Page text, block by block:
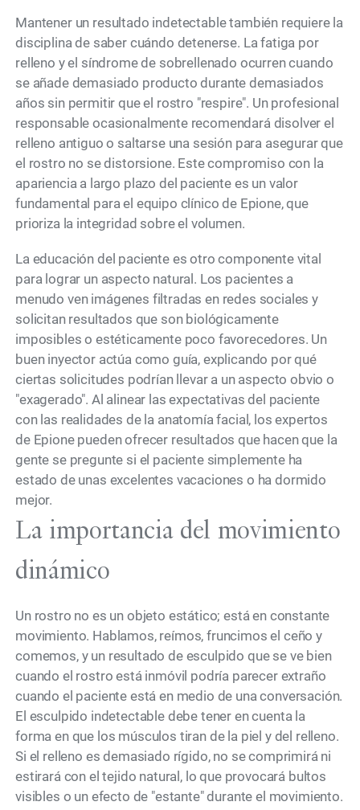
Mantener un resultado indetectable también requiere la
disciplina de saber cuándo detenerse. La fatiga por
relleno y el síndrome de sobrellenado ocurren cuando
se añade demasiado producto durante demasiados
años sin permitir que el rostro "respire". Un profesional
responsable ocasionalmente recomendará disolver el
relleno antiguo o saltarse una sesión para asegurar que
el rostro no se distorsione. Este compromiso con la
apariencia a largo plazo del paciente es un valor
fundamental para el equipo clínico de Epione, que
prioriza la integridad sobre el volumen.
La educación del paciente es otro componente vital
para lograr un aspecto natural. Los pacientes a
menudo ven imágenes filtradas en redes sociales y
solicitan resultados que son biológicamente
imposibles o estéticamente poco favorecedores. Un
buen inyector actúa como guía, explicando por qué
ciertas solicitudes podrían llevar a un aspecto obvio o
"exagerado". Al alinear las expectativas del paciente
con las realidades de la anatomía facial, los expertos
de Epione pueden ofrecer resultados que hacen que la
gente se pregunte si el paciente simplemente ha
estado de unas excelentes vacaciones o ha dormido
mejor.
La importancia del movimiento
dinámico
Un rostro no es un objeto estático; está en constante
movimiento. Hablamos, reímos, fruncimos el ceño y
comemos, y un resultado de esculpido que se ve bien
cuando el rostro está inmóvil podría parecer extraño
cuando el paciente está en medio de una conversación.
El esculpido indetectable debe tener en cuenta la
forma en que los músculos tiran de la piel y del relleno.
Si el relleno es demasiado rígido, no se comprimirá ni
estirará con el tejido natural, lo que provocará bultos
visibles o un efecto de "estante" durante el movimiento.